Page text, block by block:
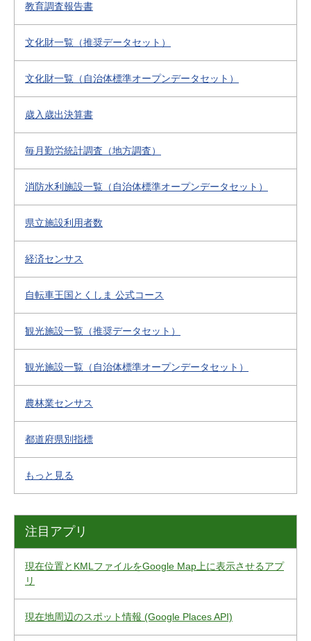
教育調査報告書
文化財一覧（推奨データセット）
文化財一覧（自治体標準オープンデータセット）
歳入歳出決算書
毎月勤労統計調査（地方調査）
消防水利施設一覧（自治体標準オープンデータセット）
県立施設利用者数
経済センサス
自転車王国とくしま 公式コース
観光施設一覧（推奨データセット）
観光施設一覧（自治体標準オープンデータセット）
農林業センサス
都道府県別指標
もっと見る
注目アプリ
現在位置とKMLファイルをGoogle Map上に表示させるアプ
リ
現在地周辺のスポット情報 (Google Places API)